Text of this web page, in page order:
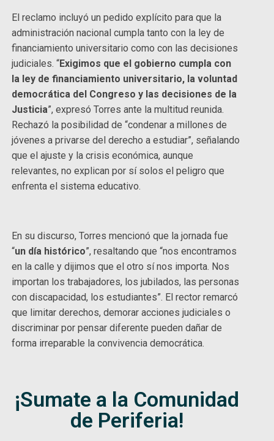
El reclamo incluyó un pedido explícito para que la
administración nacional cumpla tanto con la ley de
financiamiento universitario como con las decisiones
judiciales. “Exigimos que el gobierno cumpla con
la ley de financiamiento universitario, la voluntad
democrática del Congreso y las decisiones de la
Justicia”, expresó Torres ante la multitud reunida.
Rechazó la posibilidad de “condenar a millones de
jóvenes a privarse del derecho a estudiar”, señalando
que el ajuste y la crisis económica, aunque
relevantes, no explican por sí solos el peligro que
enfrenta el sistema educativo.
En su discurso, Torres mencionó que la jornada fue
“un día histórico”, resaltando que “nos encontramos
en la calle y dijimos que el otro sí nos importa. Nos
importan los trabajadores, los jubilados, las personas
con discapacidad, los estudiantes”. El rector remarcó
que limitar derechos, demorar acciones judiciales o
discriminar por pensar diferente pueden dañar de
forma irreparable la convivencia democrática.
¡Sumate a la Comunidad
de Periferia!